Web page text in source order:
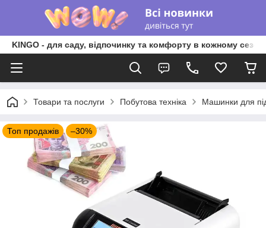
KINGO - для саду, відпочинку та комфорту в кожному
Товари та послуги Побутова техніка Машинки для
Топ продажів –30%